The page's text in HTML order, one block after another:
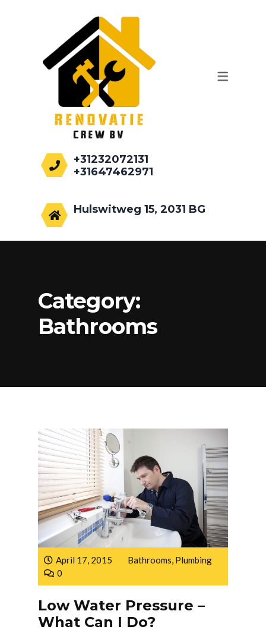
WERKZAAMHEDEN
AANBOUWEN
+31232072131
+31647462971
Hulswitweg 15, 2031 BG
Category:
Bathrooms
April 17, 2015 Bathrooms, Plumbing
0
Low Water Pressure –
What Can I Do?